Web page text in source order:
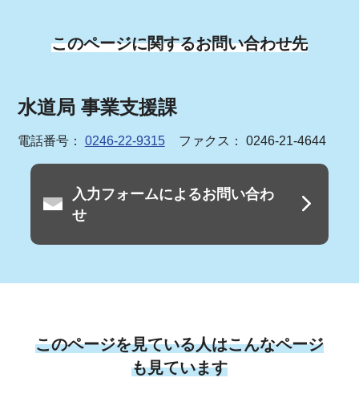
このページに関するお問い合わせ先
水道局 事業支援課
電話番号： 0246-22-9315 ファクス： 0246-21-4644
入力フォームによるお問い合わ
せ
このページを見ている人はこんなページ
も見ています